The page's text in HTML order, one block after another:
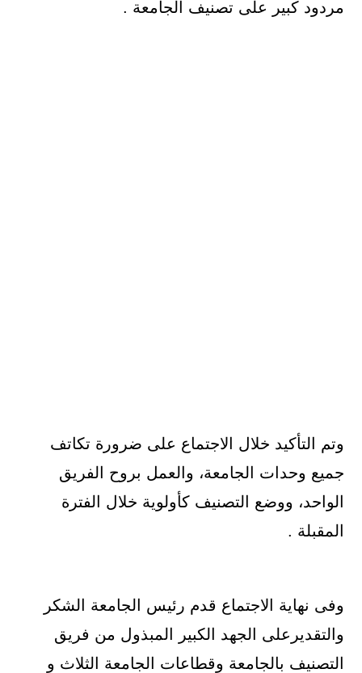
مردود كبير على تصنيف الجامعة .
وتم التأكيد خلال الاجتماع على ضرورة تكاتف
جميع وحدات الجامعة، والعمل بروح الفريق
الواحد، ووضع التصنيف كأولوية خلال الفترة
المقبلة .
وفى نهاية الاجتماع قدم رئيس الجامعة الشكر
والتقديرعلى الجهد الكبير المبذول من فريق
التصنيف بالجامعة وقطاعات الجامعة الثلاث و